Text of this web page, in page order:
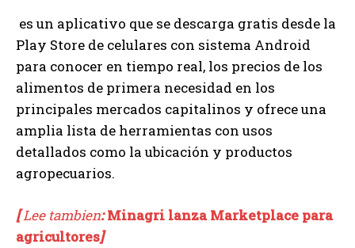
es un aplicativo que se descarga gratis desde la
Play Store de celulares con sistema Android
para conocer en tiempo real, los precios de los
alimentos de primera necesidad en los
principales mercados capitalinos y ofrece una
amplia lista de herramientas con usos
detallados como la ubicación y productos
agropecuarios.
[Lee tambien: Minagri lanza Marketplace para
agricultores]